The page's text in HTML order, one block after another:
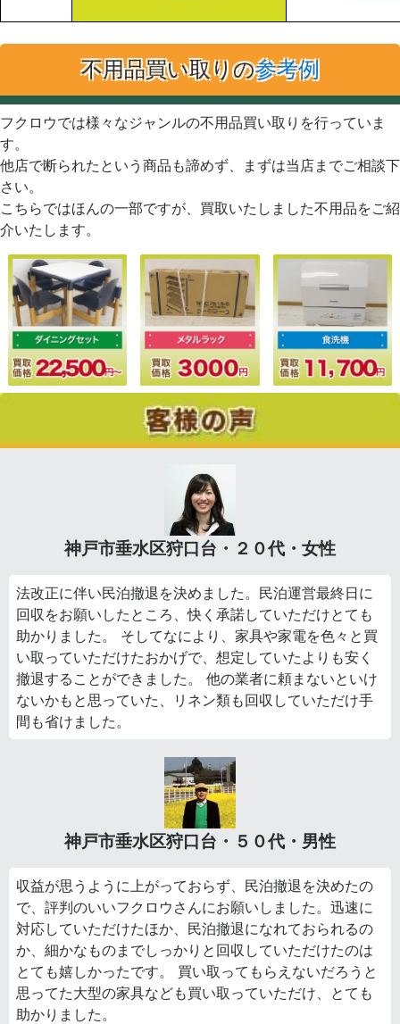
不用品買い取りの参考例
フクロウでは様々なジャンルの不用品買い取りを行っていま
す。
他店で断られたという商品も諦めず、まずは当店までご相談下
さい。
こちらではほんの一部ですが、買取いたしました不用品をご紹
介いたします。
神戸市垂水区狩口台・２０代・女性
法改正に伴い民泊撤退を決めました。民泊運営最終日に
回収をお願いしたところ、快く承諾していただけとても
助かりました。 そしてなにより、家具や家電を色々と買
い取っていただけたおかげで、想定していたよりも安く
撤退することができました。 他の業者に頼まないといけ
ないかもと思っていた、リネン類も回収していただけ手
間も省けました。
神戸市垂水区狩口台・５０代・男性
収益が思うように上がっておらず、民泊撤退を決めたの
で、評判のいいフクロウさんにお願いしました。迅速に
対応していただけたほか、民泊撤退になれておられるの
か、細かなものまでしっかりと回収していただけたのは
とても嬉しかったです。 買い取ってもらえないだろうと
思ってた大型の家具なども買い取っていただけ、とても
助かりました。